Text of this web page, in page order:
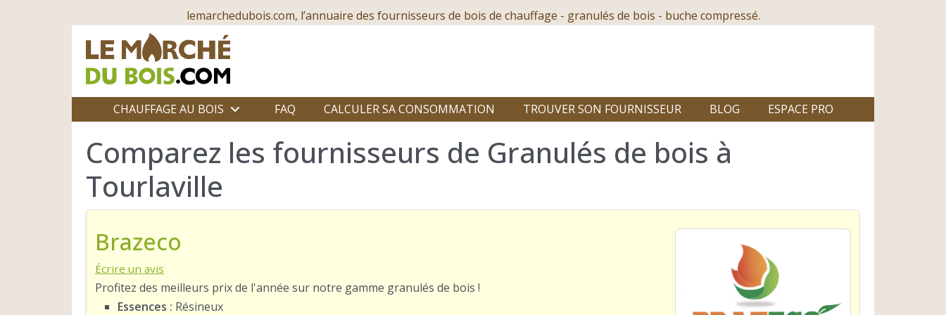
lemarchedubois.com, l’annuaire des fournisseurs de bois de chauffage - granulés de bois - buche compressé.
CHAUFFAGE AU BOIS FAQ CALCULER SA CONSOMMATION TROUVER SON FOURNISSEUR BLOG ESPACE PRO
Comparez les fournisseurs de Granulés de bois à
Tourlaville
Brazeco
Écrire un avis
Profitez des meilleurs prix de l'année sur notre gamme granulés de bois !
Essences : Résineux